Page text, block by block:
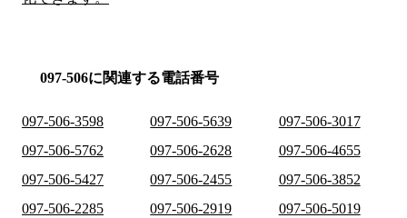
097-506に関連する電話番号
097-506-3598 097-506-5639
097-506-3017
097-506-5762
097-506-2628
097-506-4655
097-506-5427
097-506-2455
097-506-3852
097-506-2285
097-506-2919
097-506-5019